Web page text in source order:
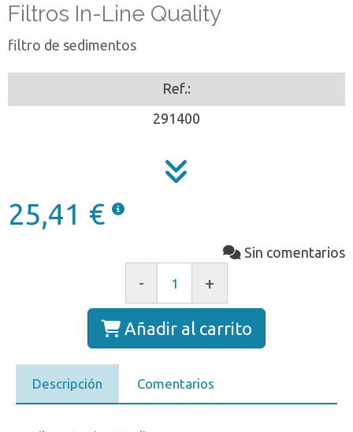
Filtros In-Line Quality
filtro de sedimentos
Ref.:
291400
25,41 €
Sin comentarios
- +
Añadir al carrito
Descripción Comentarios